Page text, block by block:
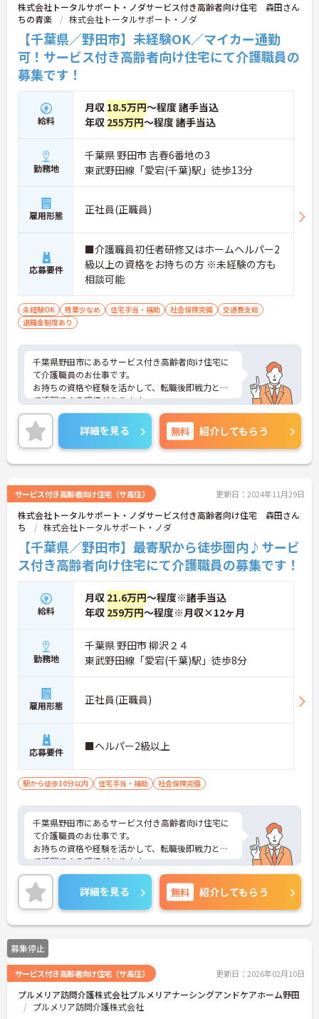
株式会社トータルサポート・ノダサービス付き高齢者向け住宅 森田さん
ちの青楽
株式会社トータルサポート・ノダ
【千葉県／野田市】未経験OK／マイカー通勤
可！サービス付き高齢者向け住宅にて介護職員の
募集です！
給料
月収 18.5万円～程度 諸手当込
年収 255万円～程度 諸手当込
勤務地
千葉県 野田市 吉春6番地の3
東武野田線「愛宕(千葉)駅」徒歩13分
雇用形態 正社員(正職員)
応募要件
■介護職員初任者研修又はホームヘルパー2
級以上の資格をお持ちの方 ※未経験の方も
相談可能
未経験OK 残業少なめ 住宅手当・補助 社会保険完備
交通費支給
退職金制度あり
千葉県野田市にあるサービス付き高齢者向け住宅に
て介護職員のお仕事です。
お持ちの資格や経験を活かして、転職後即戦力とし
て活躍できる環境があります。
ご興味ある方には、面接対策ポイントなど、さらに
詳細をお話しいたしますのでお気軽にご相談くださ
い。
詳細を見る 無料 紹介してもらう
サービス付き高齢者向け住宅（サ高住） 更新日：2024年11月29日
株式会社トータルサポート・ノダサービス付き高齢者向け住宅 森田さん
ち
株式会社トータルサポート・ノダ
【千葉県／野田市】最寄駅から徒歩圏内♪サービ
ス付き高齢者向け住宅にて介護職員の募集です！
給料
月収 21.6万円～程度※諸手当込
年収 259万円～程度※月収×12ヶ月
勤務地
千葉県 野田市 柳沢２４
東武野田線「愛宕(千葉)駅」徒歩8分
雇用形態 正社員(正職員)
応募要件 ■ヘルパー2級以上
駅から徒歩10分以内 住宅手当・補助 社会保険完備
千葉県野田市にあるサービス付き高齢者向け住宅に
て介護職員のお仕事です。
お持ちの資格や経験を活かして、転職後即戦力とし
て活躍できる環境があります。
ご興味ある方には、面接対策ポイントなど、さらに
詳細をお話しいたしますのでお気軽にご相談くださ
い。
詳細を見る 無料 紹介してもらう
募集停止
サービス付き高齢者向け住宅（サ高住） 更新日：2026年02月10日
プルメリア訪問介護株式会社プルメリアナーシングアンドケアホーム野田
プルメリア訪問介護株式会社